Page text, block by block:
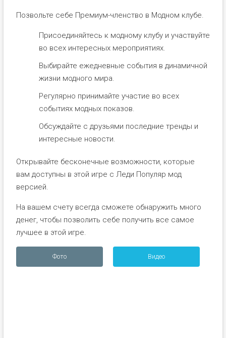
Позвольте себе Премиум-членство в Модном клубе.
Присоединяйтесь к модному клубу и участвуйте
во всех интересных мероприятиях.
Выбирайте ежедневные события в динамичной
жизни модного мира.
Регулярно принимайте участие во всех
событиях модных показов.
Обсуждайте с друзьями последние тренды и
интересные новости.
Открывайте бесконечные возможности, которые
вам доступны в этой игре с Леди Популяр мод
версией.
На вашем счету всегда сможете обнаружить много
денег, чтобы позволить себе получить все самое
лучшее в этой игре.
Фото Видео